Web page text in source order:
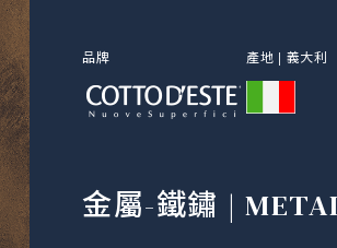
品牌 產地 | 義大利
金屬-鐵鏽 |